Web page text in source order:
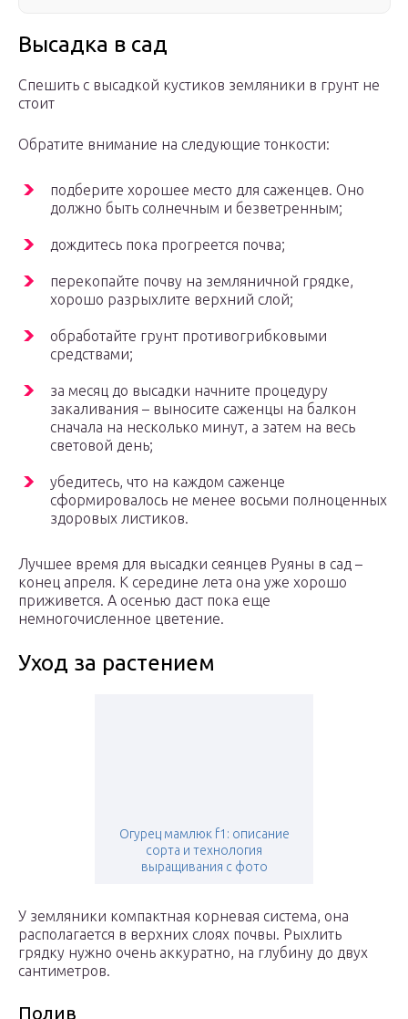
Высадка в сад
Спешить с высадкой кустиков земляники в грунт не
стоит
Обратите внимание на следующие тонкости:
подберите хорошее место для саженцев. Оно
должно быть солнечным и безветренным;
дождитесь пока прогреется почва;
перекопайте почву на земляничной грядке,
хорошо разрыхлите верхний слой;
обработайте грунт противогрибковыми
средствами;
за месяц до высадки начните процедуру
закаливания – выносите саженцы на балкон
сначала на несколько минут, а затем на весь
световой день;
убедитесь, что на каждом саженце
сформировалось не менее восьми полноценных
здоровых листиков.
Лучшее время для высадки сеянцев Руяны в сад –
конец апреля. К середине лета она уже хорошо
приживется. А осенью даст пока еще
немногочисленное цветение.
Уход за растением
Огурец мамлюк f1: описание
сорта и технология
выращивания с фото
У земляники компактная корневая система, она
располагается в верхних слоях почвы. Рыхлить
грядку нужно очень аккуратно, на глубину до двух
сантиметров.
Полив